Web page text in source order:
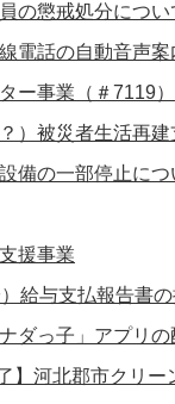
の懲戒処分につい
電話の自動音声案
ー事業（＃7119）
）被災者生活再
備の一部停止につ
援事業
給与支払報告書
ダっ子」アプリの
】河北郡市クリ